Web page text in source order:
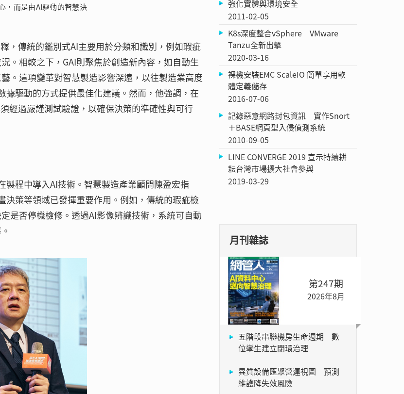
，而是由AI驅動的智慧決
，傳統的鑑別式AI主要用於分類和識別，例如瑕疵
。相較之下，GAI則聚焦於創造新內容，如自動生
。這項變革對智慧製造影響深遠，以往製造業高度
驅動的方式提供最佳化建議。然而，他強調，在
經過嚴謹測試驗證，以確保決策的準確性與可行
製程中導入AI技術。智慧製造產業顧問陳盈宏指
決策等領域已發揮重要作用。例如，傳統的瑕疵檢
是否停機檢修。透過AI影像辨識技術，系統可自動
強化實體與環境安全
2011-02-05
K8s深度整合vSphere VMware
Tanzu全新出擊
2020-03-16
裸機安裝EMC ScaleIO 簡單享用軟
體定義儲存
2016-07-06
記錄惡意網路封包資訊 實作Snort
＋BASE網頁型入侵偵測系統
2010-09-05
LINE CONVERGE 2019 宣示持續耕
耘台灣市場擴大社會參與
2019-03-29
月刊雜誌
第247期
2026年8月
五階段串聯機房生命週期 數
位孿生建立閉環治理
異質設備匯聚營運視圖 預測
維護降失效風險